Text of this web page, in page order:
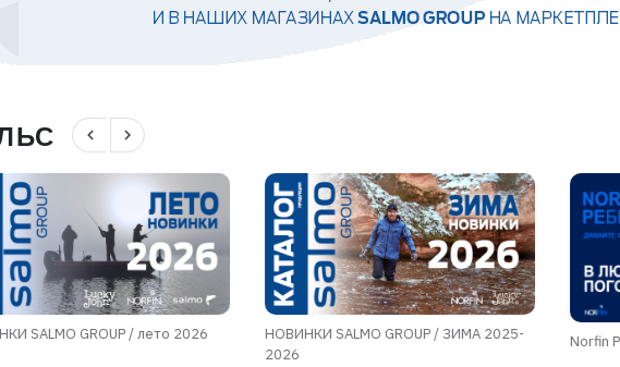
navigate_before navigate_next
SALMO GROUP / лето 2026
НОВИНКИ SALMO GROUP / ЗИМА 2025-
2026
Norfin